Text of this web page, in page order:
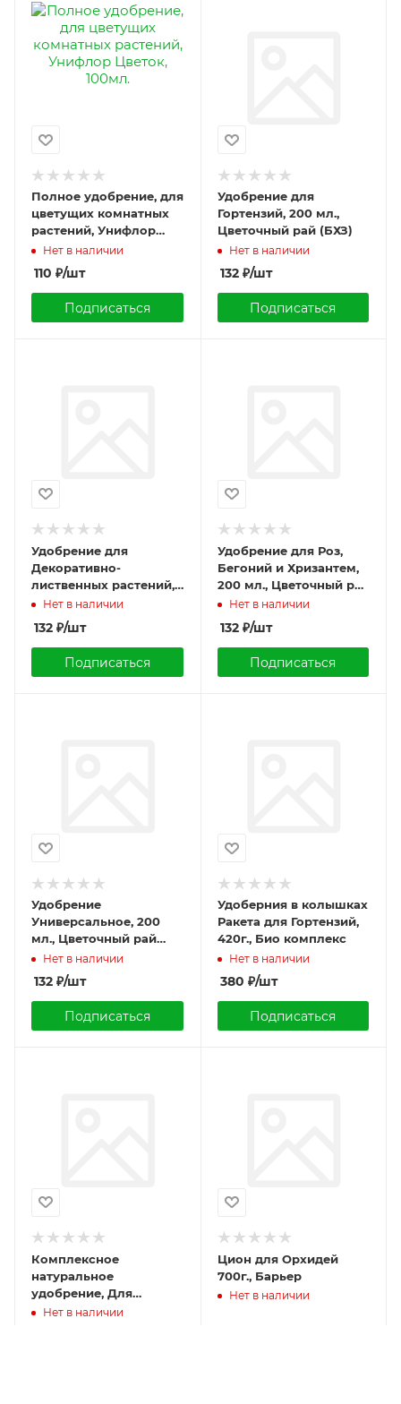
Полное удобрение, для
цветущих комнатных
растений, Унифлор
Цветок, 100мл.
Нет в наличии
110 ₽/шт
Подписаться
Удобрение для
Гортензий, 200 мл.,
Цветочный рай (БХЗ)
Нет в наличии
132₽/шт
Подписаться
Удобрение для
Декоративно-
лиственных растений,
200 мл., Цветочный рай
Нет в наличии
132 ₽/шт
Подписаться
Удобрение для Роз,
Бегоний и Хризантем,
200 мл., Цветочный рай
(БХЗ)
Нет в наличии
132₽/шт
Подписаться
Удобрение
Универсальное, 200
мл., Цветочный рай
(БХЗ)
Нет в наличии
132 ₽/шт
Подписаться
Удоберния в колышках
Ракета для Гортензий,
420г., Био комплекс
Нет в наличии
380 ₽/шт
Подписаться
Комплексное
натуральное
удобрение, Для
хвойников, 850г.,
Нет в наличии
Цион для Орхидей
700г., Барьер
Нет в наличии